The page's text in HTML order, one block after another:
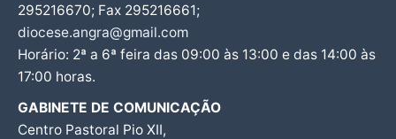
295216670; Fax 295216661;
diocese.angra@gmail.com
Horário: 2ª a 6ª feira das 09:00 às 13:00 e das 14:00 às
17:00 horas.
GABINETE DE COMUNICAÇÃO
Centro Pastoral Pio XII,